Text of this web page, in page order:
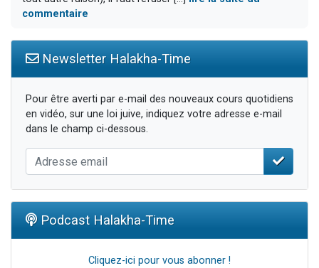
commentaire
Newsletter Halakha-Time
Pour être averti par e-mail des nouveaux cours quotidiens
en vidéo, sur une loi juive, indiquez votre adresse e-mail
dans le champ ci-dessous.
Podcast Halakha-Time
Cliquez-ici pour vous abonner !